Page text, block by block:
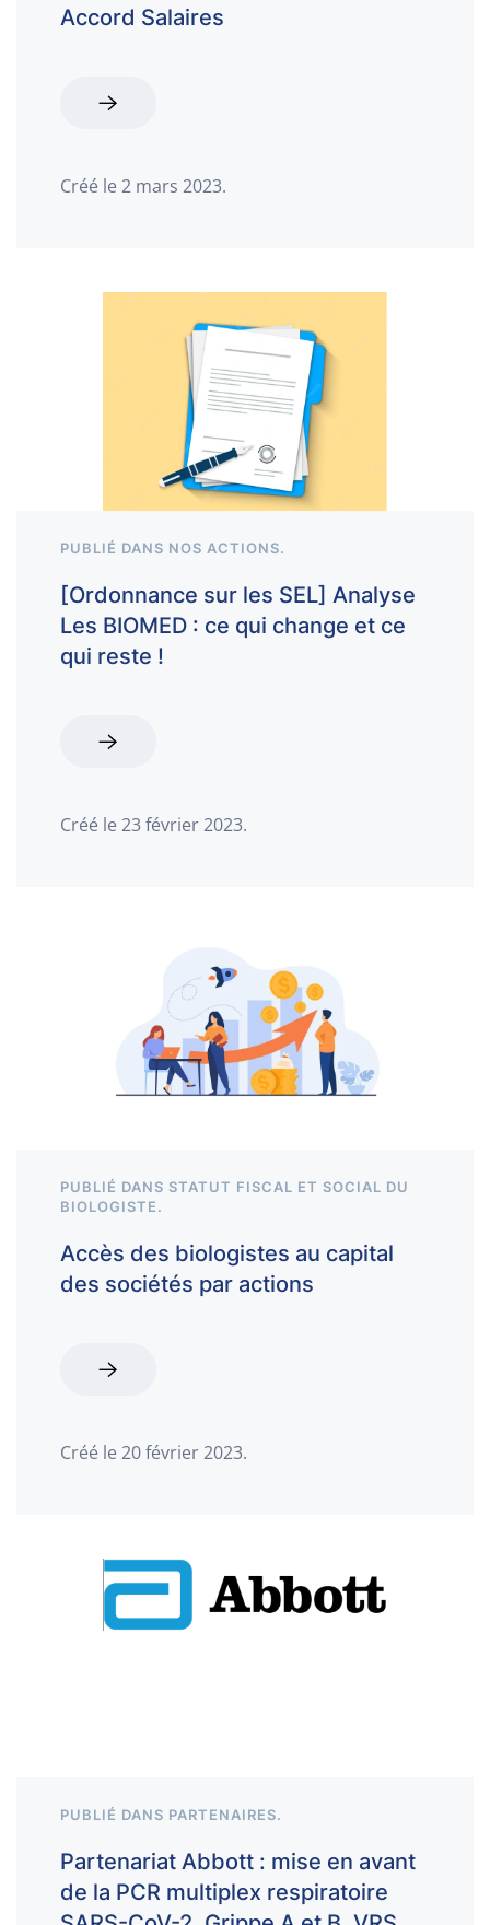
Accord Salaires
Créé le 2 mars 2023.
PUBLIÉ DANS NOS ACTIONS.
[Ordonnance sur les SEL] Analyse
Les BIOMED : ce qui change et ce
qui reste !
Créé le 23 février 2023.
PUBLIÉ DANS STATUT FISCAL ET SOCIAL DU
BIOLOGISTE.
Accès des biologistes au capital
des sociétés par actions
Créé le 20 février 2023.
PUBLIÉ DANS PARTENAIRES.
Partenariat Abbott : mise en avant
de la PCR multiplex respiratoire